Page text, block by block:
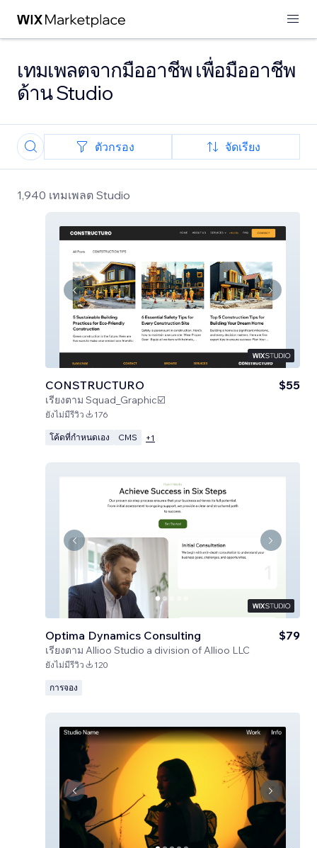
เทมเพลตจากมืออาชีพ เพื่อมืออาชีพ
ด้าน Studio
ตัวกรอง จัดเรียง
1,940 เทมเพลต Studio
CONSTRUCTURO
เรียงตาม Squad_Graphic☑️
$55
ยังไม่มีรีวิว 176
โค้ดที่กำหนดเอง CMS +1
Optima Dynamics Consulting
เรียงตาม Allioo Studio a division of Allioo LLC
$79
ยังไม่มีรีวิว 120
การจอง